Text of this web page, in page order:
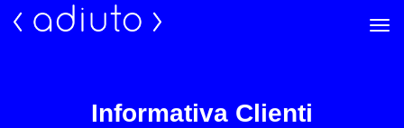
Informativa Clienti